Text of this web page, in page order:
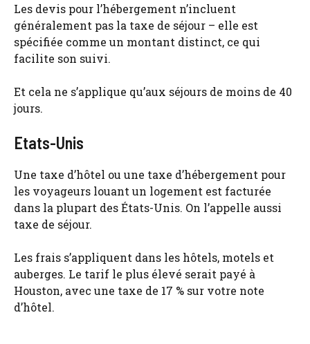
Les devis pour l’hébergement n’incluent
généralement pas la taxe de séjour – elle est
spécifiée comme un montant distinct, ce qui
facilite son suivi.
Et cela ne s’applique qu’aux séjours de moins de 40
jours.
Etats-Unis
Une taxe d’hôtel ou une taxe d’hébergement pour
les voyageurs louant un logement est facturée
dans la plupart des États-Unis. On l’appelle aussi
taxe de séjour.
Les frais s’appliquent dans les hôtels, motels et
auberges. Le tarif le plus élevé serait payé à
Houston, avec une taxe de 17 % sur votre note
d’hôtel.